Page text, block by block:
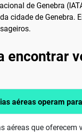
de Genebra
cidade de Genebra.
encontrar
aéreas operam
aéreas que oferecem